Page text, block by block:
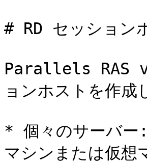
# RD セッション
Parallels RAS
ョンホストを作
* 個々のサーバー
マシンまたは仮想